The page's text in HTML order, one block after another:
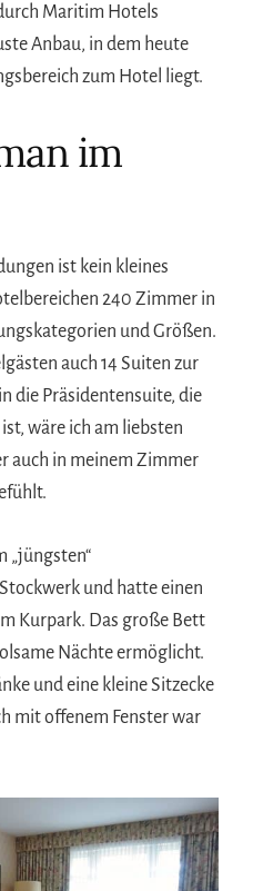
Maritim Hotels
Anbau, in dem heute
zum Hotel liegt.
im
ist kein kleines
240 Zimmer in
und Größen.
auch 14 Suiten zur
die Präsidentensuite, die
wäre ich am liebsten
auch in meinem Zimmer
„jüngsten“
und hatte einen
Kurpark. Das große Bett
Nächte ermöglicht.
und eine kleine Sitzecke
mit offenem Fenster war